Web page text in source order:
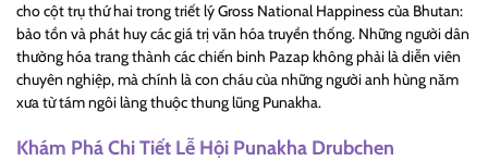
cho cột trụ thứ hai trong triết lý Gross National Happiness của Bhutan:
bảo tồn và phát huy các giá trị văn hóa truyền thống. Những người dân
thường hóa trang thành các chiến binh Pazap không phải là diễn viên
chuyên nghiệp, mà chính là con cháu của những người anh hùng năm
xưa từ tám ngôi làng thuộc thung lũng Punakha.
Khám Phá Chi Tiết Lễ Hội Punakha Drubchen